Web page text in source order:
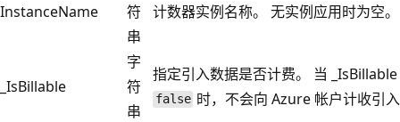
InstanceName
符
串
计数器实例名称。 无实例应用时为空。
_IsBillable
字
符
串
指定引入数据是否计费。 当
false 时，不会向 Azure 帐户计收引